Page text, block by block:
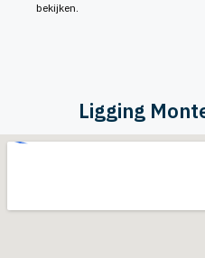
bekijken.
Ligging